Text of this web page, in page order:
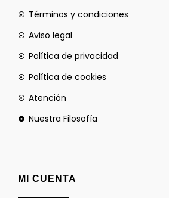
Términos y condiciones
Aviso legal
Política de privacidad
Política de cookies
Atención
Nuestra Filosofía
MI CUENTA